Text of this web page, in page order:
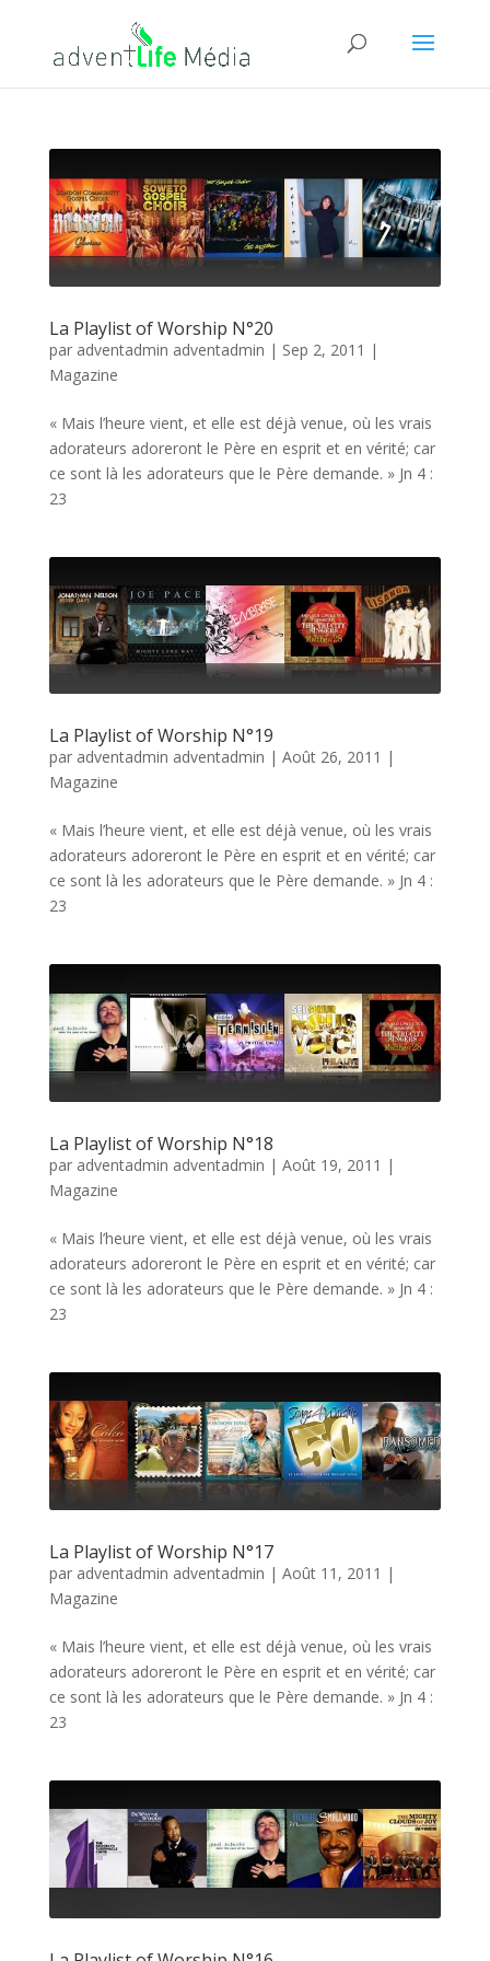
La Playlist of Worship N°20
par adventadmin adventadmin | Sep 2, 2011 |
Magazine
« Mais l’heure vient, et elle est déjà venue, où les vrais
adorateurs adoreront le Père en esprit et en vérité; car
ce sont là les adorateurs que le Père demande. » Jn 4 :
23
La Playlist of Worship N°19
par adventadmin adventadmin | Août 26, 2011 |
Magazine
« Mais l’heure vient, et elle est déjà venue, où les vrais
adorateurs adoreront le Père en esprit et en vérité; car
ce sont là les adorateurs que le Père demande. » Jn 4 :
23
La Playlist of Worship N°18
par adventadmin adventadmin | Août 19, 2011 |
Magazine
« Mais l’heure vient, et elle est déjà venue, où les vrais
adorateurs adoreront le Père en esprit et en vérité; car
ce sont là les adorateurs que le Père demande. » Jn 4 :
23
La Playlist of Worship N°17
par adventadmin adventadmin | Août 11, 2011 |
Magazine
« Mais l’heure vient, et elle est déjà venue, où les vrais
adorateurs adoreront le Père en esprit et en vérité; car
ce sont là les adorateurs que le Père demande. » Jn 4 :
23